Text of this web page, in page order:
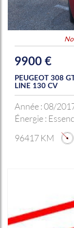
9900 €
PEUGEOT 308
LINE 130 CV
Année :08/
Énergie :
96417 KM